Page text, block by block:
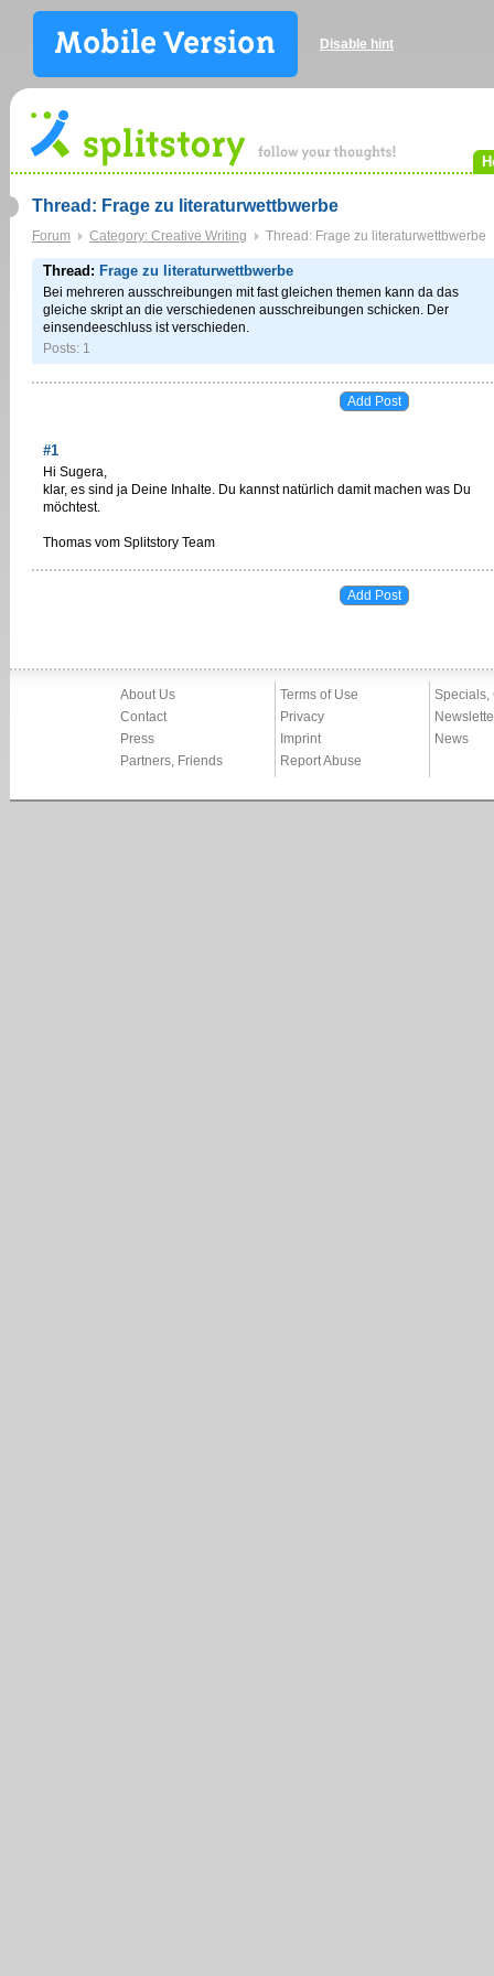
Disable hint
Thread: Frage zu literaturwettbwerbe
Forum Category: Creative Writing Thread: Frage zu literaturwettbwerbe
Thread: Frage zu literaturwettbwerbe
Bei mehreren ausschreibungen mit fast gleichen themen kann da das
gleiche skript an die verschiedenen ausschreibungen schicken. Der
einsendeeschluss ist verschieden.
Posts: 1
#1
Hi Sugera,
klar, es sind ja Deine Inhalte. Du kannst natürlich damit machen was Du
möchtest.
Thomas vom Splitstory Team
About Us
Contact
Press
Partners, Friends
Terms of Use
Privacy
Imprint
Report Abuse
Specials,
News